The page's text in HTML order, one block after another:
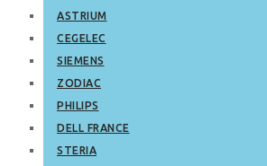
ASTRIUM
CEGELEC
SIEMENS
ZODIAC
PHILIPS
DELL FRANCE
STERIA